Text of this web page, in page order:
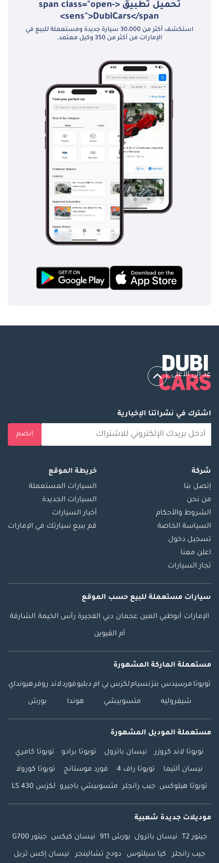
تحميل تطبيق <span class="open-
sens">DubiCars</span>
استكشف أكثر من 30،000 سيارة جديدة ومستعملة للبيع في
الإمارات من أكثر من 350 وكيل معتمد.
عد إلى الأعلى
اشترك في نشراتنا الإخبارية
انضم
شركة
إتصل بنا
من نحن
الشروط والأحكام
السياسة الخاصة
تسجيل دخول
اعلن معنا
تجار السيارات
خريطة الموقع
السيارات المستعملة
السيارات الجديدة
أخبار السيارات
قم ببيع سيارتك في الإمارات
سيارات مستعملة للبيع حسب الموقع
الإمارات أبوظبي العين عجمان دبي الفجيرة رأس الخيمة الشارقة
أم القيوين
مستعملة الماركة المشهورة
تويوتا مرسيدس بنزنسياملكزس بي ام دبليوفوردلاند روفرهيونداي
شيفروليه متسوبيشي هوندا بورش
مستعملة الموديل المشهورة
تويوتا لاند كروزر نيسان باترول تويوتا برادو تويوتا كامري
نيسان ألتيما تويوتا راف 4 فورد موستانج تويوتا كورولا
تويوتا هيلوكس جيب رانجلر متسوبيشي باجيرو لكزس LS 430
موديلات جديدة شعبية
جيتور T2 نيسان باترول بورش 911 نيسان كيكس جيتور G700
جيب رانجلر كيا سيلتوس دودج تشالينجر نيسان إكس تريل